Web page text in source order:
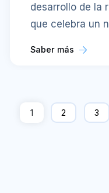
desarrollo de la
que celebra un
Saber más
1 2 3